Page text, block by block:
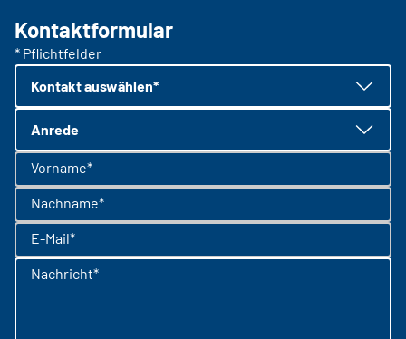
Kontaktformular
* Pflichtfelder
Kontakt auswählen*
Anrede
Vorname*
Nachname*
E-Mail*
Nachricht*